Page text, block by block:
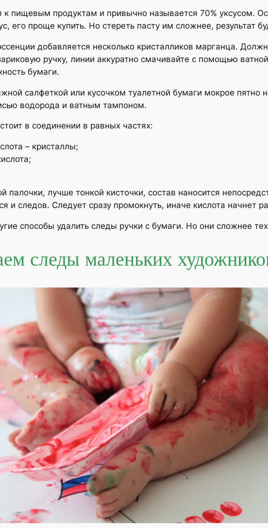
к пищевым продуктам и привычно называется 70% уксусом.
его проще купить. Но стереть пасту им сложнее, результат
добавляется несколько кристалликов марганца.
ручку, линии аккуратно смачивайте с помощью
бумаги.
салфеткой или кусочком туалетной бумаги мокрое
водорода и ватным тампоном.
в соединении в равных частях:
– кристаллы;
палочки, лучше тонкой кисточки, состав наносится
и следов. Следует сразу промокнуть, иначе кислота начнет
способы удалить следы ручки с бумаги. Но они сложнее
следы маленьких